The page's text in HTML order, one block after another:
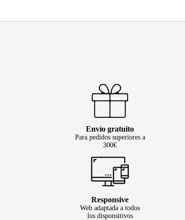
Envío gratuito
Para pedidos superiores a
300€
Responsive
Web adaptada a todos
los disponsitivos